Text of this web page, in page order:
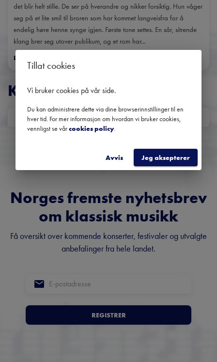
det blir helt stille. De ser på hverandre og nikker forsiktig. Hun våger
seg på et lite smil til broren som har kommet langveisfra for å
endelig høre henne synge igjen. Første tone settes. En sår, sitrende
klang brer seg utover publikum, og et rom har...
Les mer
KONSERTER
DATO
Ingen kommende konserter
Norges fremste nyhetsbrev
om klassisk musikk
Få oversikt over kommende konserter, festivaler og utvalgte
anbefalinger fra hele landet.
REGISTRER
Tillat cookies
Vi bruker cookies på vår side.
Du kan administrere dette via dine browserinnstillinger til en
hver tid. For mer informasjon om hvordan vi bruker cookies,
vennligst se vårcookies policy.
Avvis Jeg aksepterer